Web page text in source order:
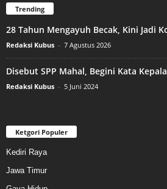
Trending
28 Tahun Mengayuh Becak, Kini Jadi
Redaksi Kubus - 7 Agustus 2026
Disebut SPP Mahal, Begini Kata
Redaksi Kubus - 5 Juni 2024
Ketgori Populer
Kediri Raya
Jawa Timur